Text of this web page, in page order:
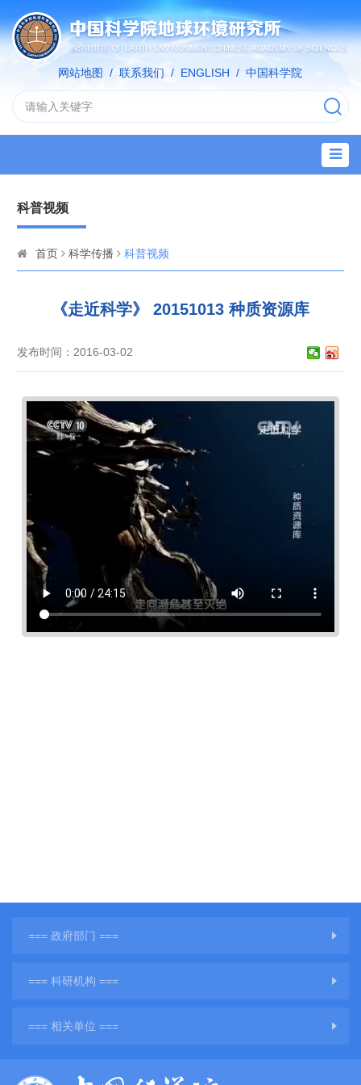
网站地图 / 联系我们 / ENGLISH / 中国科学院
科普视频
首页 科学传播 科普视频
《走近科学》 20151013 种质资源库
发布时间：2016-03-02
=== 政府部门 ===
=== 科研机构 ===
=== 相关单位 ===